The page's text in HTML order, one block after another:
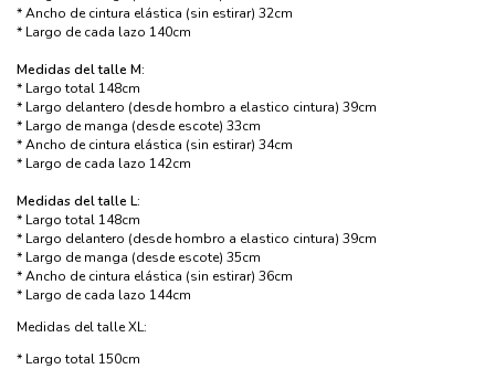
* Ancho de cintura elástica (sin estirar) 32cm
* Largo de cada lazo 140cm
Medidas del talle M:
* Largo total 148cm
* Largo delantero (desde hombro a elastico cintura) 39cm
* Largo de manga (desde escote) 33cm
* Ancho de cintura elástica (sin estirar) 34cm
* Largo de cada lazo 142cm
Medidas del talle L:
* Largo total 148cm
* Largo delantero (desde hombro a elastico cintura) 39cm
* Largo de manga (desde escote) 35cm
* Ancho de cintura elástica (sin estirar) 36cm
* Largo de cada lazo 144cm
Medidas del talle XL:
* Largo total 150cm